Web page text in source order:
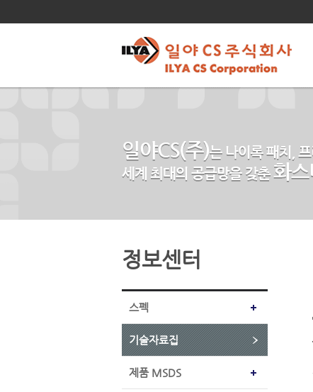
정보센터
스펙
기술자료집
제품 MSDS